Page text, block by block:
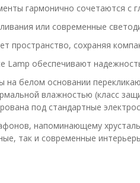
гармонично сочетаются с
или современные
пространство, сохраняя
Lamp обеспечивают
белом основании
влажностью (класс
под стандартные
напоминающему
так и современные